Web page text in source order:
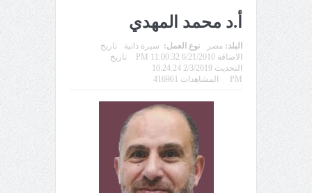
أ.د محمد المهدي
البلد: مصر نوع العمل: سيرة ذاتية
تاريخ
الاضافة 6/21/2010 11:00:32 PM
تاريخ
التحديث 2/3/2019 10:24:24
PM
المشاهدات 416961